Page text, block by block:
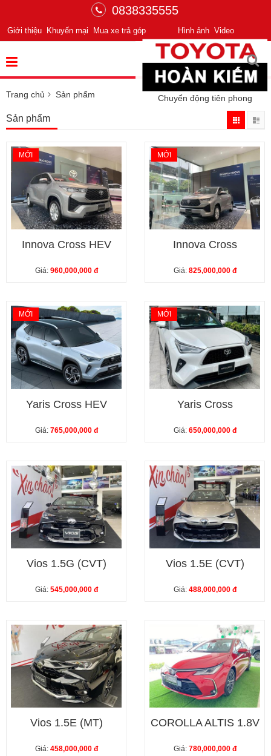
0838335555
Hình ảnh Video
Giới thiệu Khuyến mại Mua xe trả góp
Chuyển động tiên phong
Trang chủ Sản phẩm
Sản phẩm
MỚI
Innova Cross HEV
Giá: 960,000,000 đ
MỚI
Innova Cross
Giá: 825,000,000 đ
MỚI
Yaris Cross HEV
Giá: 765,000,000 đ
MỚI
Yaris Cross
Giá: 650,000,000 đ
Vios 1.5G (CVT)
Giá: 545,000,000 đ
Vios 1.5E (CVT)
Giá: 488,000,000 đ
Vios 1.5E (MT)
Giá: 458,000,000 đ
COROLLA ALTIS 1.8V
Giá: 780,000,000 đ